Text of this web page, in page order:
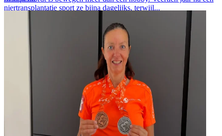
niertransplantatie sport ze bijna dagelijks, terwijl...